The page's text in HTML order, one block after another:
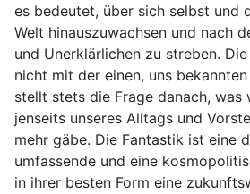
es bedeutet, über sich selbst und
Welt hinauszuwachsen und nach
und Unerklärlichen zu streben.
nicht mit der einen, uns
stellt stets die Frage danach, was
jenseits unseres Alltags und
mehr gäbe. Die Fantastik ist eine
umfassende und eine
in ihrer besten Form eine